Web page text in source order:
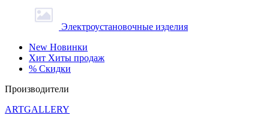
Электроустановочные изделия
New Новинки
Хит Хиты продаж
% Скидки
Производители
ARTGALLERY